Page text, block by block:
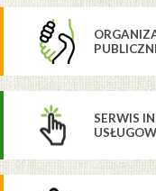
SERWIS